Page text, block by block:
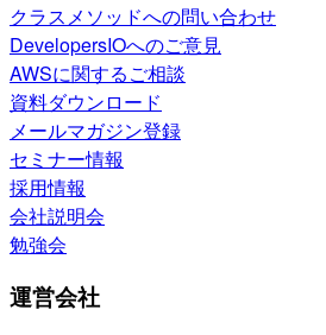
クラスメソッドへの問い合わせ
DevelopersIOへのご意見
AWSに関するご相談
資料ダウンロード
メールマガジン登録
セミナー情報
採用情報
会社説明会
勉強会
運営会社